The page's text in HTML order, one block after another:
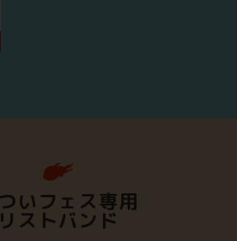
いフェス専用
リストバンド